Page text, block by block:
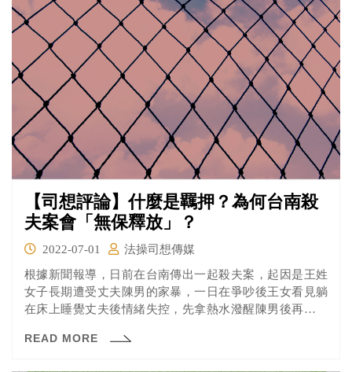
法辦。 這種行為通常被稱為「假交友、真詐財」令社會所
不齒，但這種行為能算是刑法「詐欺罪」的範疇嗎？一起
來看看法操的分析。
【司想評論】什麼是羈押？為何台南殺
夫案會「無保釋放」？
2022-07-01
法操司想傳媒
根據新聞報導，日前在台南傳出一起殺夫案，起因是王姓
女子長期遭受丈夫陳男的家暴，一日在爭吵後王女看見躺
在床上睡覺丈夫後情緒失控，先拿熱水潑醒陳男後再以水
如注，就算社區主委也在第一時間報案，最後仍傷重不
READ MORE